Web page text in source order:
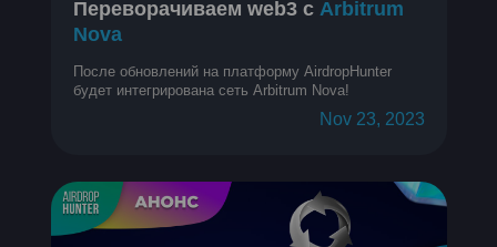
Переворачиваем web3 с Arbitrum
Nova
После обновлений на платформу AirdropHunter
будет интегрирована сеть Arbitrum Nova!
Nov 23, 2023